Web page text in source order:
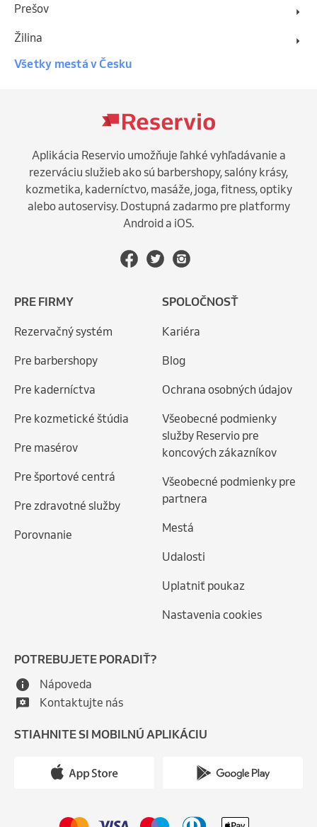
Prešov
Žilina
Všetky mestá v Česku
Aplikácia Reservio umožňuje ľahké vyhľadávanie a
rezerváciu služieb ako sú barbershopy, salóny krásy,
kozmetika, kaderníctvo, masáže, joga, fitness, optiky
alebo autoservisy. Dostupná zadarmo pre platformy
Android a iOS.
PRE FIRMY
Rezervačný systém
Pre barbershopy
Pre kaderníctva
Pre kozmetické štúdia
Pre masérov
Pre športové centrá
Pre zdravotné služby
Porovnanie
SPOLOČNOSŤ
Kariéra
Blog
Ochrana osobných údajov
Všeobecné podmienky
služby Reservio pre
koncových zákazníkov
Všeobecné podmienky pre
partnera
Mestá
Udalosti
Uplatniť poukaz
Nastavenia cookies
POTREBUJETE PORADIŤ?
Nápoveda
Kontaktujte nás
STIAHNITE SI MOBILNÚ APLIKÁCIU